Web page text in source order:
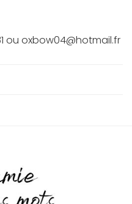
ou oxbow04@hotmail.fr